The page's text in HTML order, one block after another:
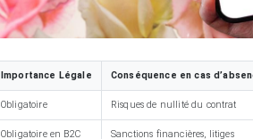
Importance Légale Conséquence en cas
Obligatoire Risques de nullité du contrat
Obligatoire en B2C Sanctions financières, litiges